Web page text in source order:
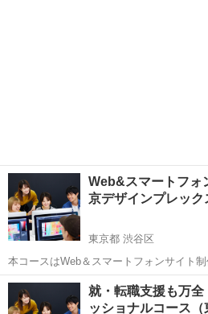
Web&スマートフォ
京デザインプレッ
東京都 渋谷区
本コースはWeb＆スマートフォンサイト
ラムです。授業では世界標準Web言語「
ソフト「Photoshop/Illustrator/
東京 渋谷区 ホームページ作成
就・転職支援も万
ッショナルコース